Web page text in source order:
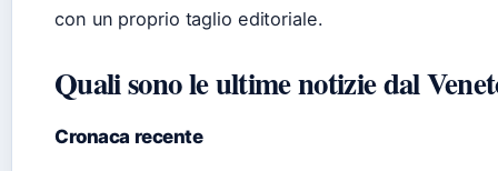
con un proprio taglio editoriale.
Quali sono le ultime notizie dal
Cronaca recente